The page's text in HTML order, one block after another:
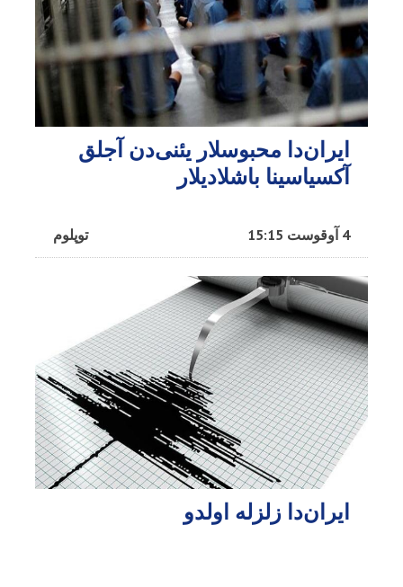
ایران‌دا محبوسلار یئنی‌دن آجلق
آکسیاسینا باشلادیلار
توپلوم 4 آوقوست 15:15
ایران‌دا زلزله اولدو